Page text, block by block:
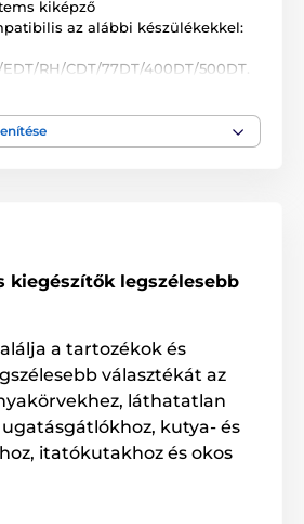
kiképző
az alábbi készülékekkel:
RH/CDT/77DT/400DT/500DT.
kategóriákba sorolt
kiegészítők legszélesebb
a tartozékok és
választékát az
láthatatlan
kutya- és
itatókutakhoz és okos